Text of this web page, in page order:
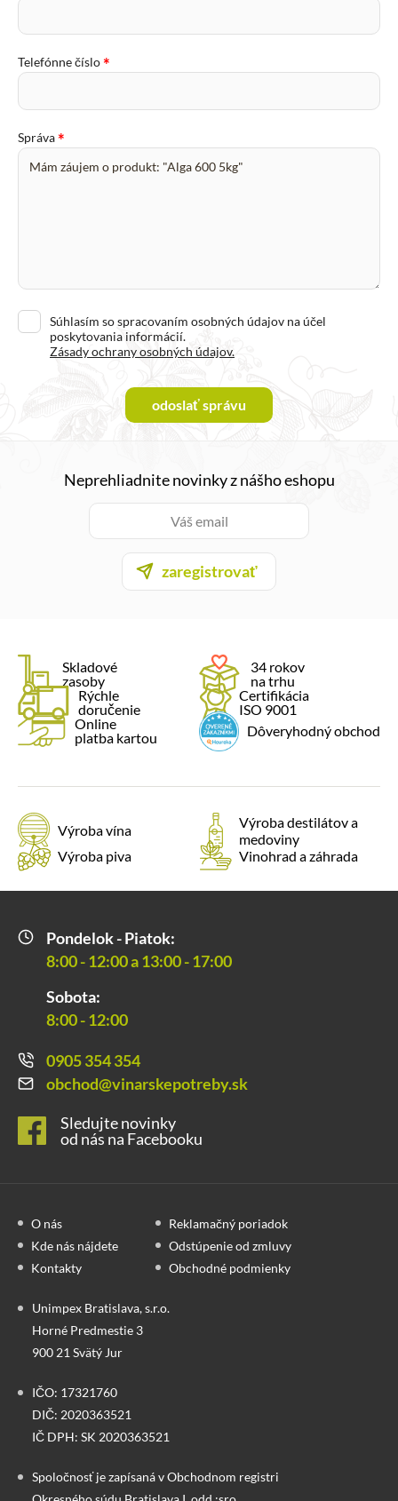
Telefónne číslo *
Správa *
Súhlasím so spracovaním osobných údajov na účel
poskytovania informácií.
Zásady ochrany osobných údajov.
odoslať správu
Neprehliadnite novinky z nášho eshopu
zaregistrovať
Skladové
zasoby
34 rokov
na trhu
Rýchle
doručenie
Certifikácia
ISO 9001
Online
platba kartou
Dôveryhodný obchod
Výroba vína
Výroba destilátov a
medoviny
Výroba piva
Vinohrad a záhrada
Pondelok - Piatok:
8:00 - 12:00 a 13:00 - 17:00
Sobota:
8:00 - 12:00
0905 354 354
obchod@vinarskepotreby.sk
Sledujte novinky
od nás na Facebooku
O nás
Reklamačný poriadok
Kde nás nájdete
Odstúpenie od zmluvy
Kontakty
Obchodné podmienky
Unimpex Bratislava, s.r.o.
Horné Predmestie 3
900 21 Svätý Jur
IČO: 17321760
DIČ: 2020363521
IČ DPH: SK 2020363521
Spoločnosť je zapísaná v Obchodnom registri